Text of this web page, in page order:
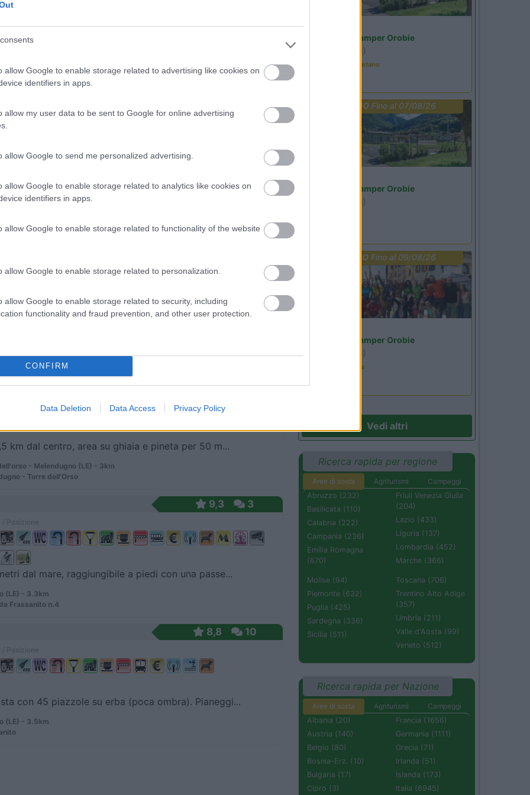
allow Google to enable storage related to advertising like cookies on
identifiers in apps.
allow my user data to be sent to Google for online advertising
allow Google to send me personalized advertising.
allow Google to enable storage related to analytics like cookies on
identifiers in apps.
allow Google to enable storage related to functionality of the website
allow Google to enable storage related to personalization.
allow Google to enable storage related to security, including
functionality and fraud prevention, and other user protection.
CONFIRM
Data Deletion Data Access Privacy Policy
Posizione
(LE) - 1.7km
600 m dal centro e a 1 km dalla Baia di Torre del...
Posizione
agricola produce ortaggi di stagione e olio oli...
km dal centro, area su ghiaia e pineta per 50 m...
- Melendugno (LE) - 3km
- Torre dell'Orso
9,3 3
dal mare, raggiungibile a piedi con una passe...
(LE) - 3.3km
Frassanito n.4
8,8 10
con 45 piazzole su erba (poca ombra). Pianeggi...
(LE) - 3.5km
Area Sosta Camper Orobie
(BG)
Tributo a Rino Gaetano
PROMOFino al 07/08/26
Area Sosta Camper Orobie
(BG)
PROMO Fino al 09/08/26
Area Sosta Camper Orobie
(BG)
Ardesio in scatola
Vedi altri
Ricerca rapida per regione
Aree di sosta Agriturismi
Campeggi
Abruzzo (232)
Basilicata (110)
Calabria (222)
Campania (236)
Emilia Romagna
(670)
Friuli Venezia Giulia
(204)
Lazio (433)
Liguria (137)
Lombardia (452)
Marche (366)
Molise (94)
Piemonte (632)
Puglia (425)
Sardegna (336)
Sicilia (511)
Toscana (706)
Trentino Alto Adige
(357)
Umbria (211)
Valle d'Aosta (99)
Veneto (512)
Ricerca rapida per Nazione
Aree di sosta Agriturismi
Campeggi
Albania (20)
Austria (140)
Belgio (80)
Bosnia-Erz. (10)
Bulgaria (17)
Cipro (3)
Francia (1656)
Germania (1111)
Grecia (71)
Irlanda (51)
Islanda (173)
Italia (6945)